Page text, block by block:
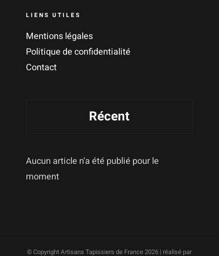
LIENS UTILES
Mentions légales
Politique de confidentialité
Contact
Récent
Aucun article n'a été publié pour le
moment
© Copyright Artisans Tapissiers de France2026 | réalisé par